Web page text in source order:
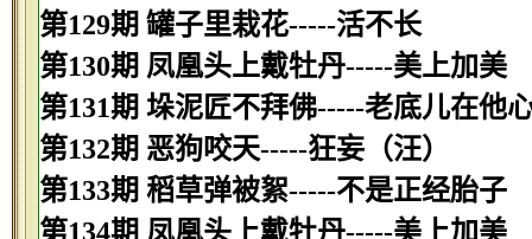
第129期 罐子里栽花-----活不长
第130期 凤凰头上戴牡丹-----美上加美
第131期 垛泥匠不拜佛-----老底儿在他
第132期 恶狗咬天-----狂妄（汪）
第133期 稻草弹被絮-----不是正经胎子
第134期 凤凰头上戴牡丹-----美上加美